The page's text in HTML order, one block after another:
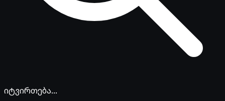
იტვირთება...